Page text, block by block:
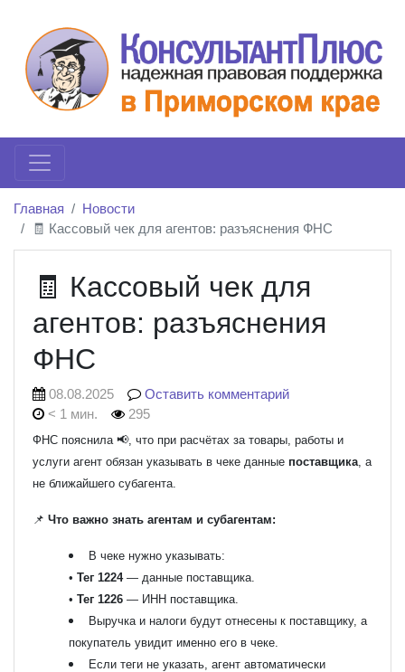
Главная
Новости
🧾 Кассовый чек для агентов: разъяснения ФНС
🧾 Кассовый чек для
агентов: разъяснения
ФНС
08.08.2025
Оставить комментарий
< 1 мин.
295
ФНС пояснила 📢, что при расчётах за товары, работы и
услуги агент обязан указывать в чеке данные поставщика , а
не ближайшего субагента.
📌 Что важно знать агентам и субагентам:
В чеке нужно указывать:
• Тег 1224— данные поставщика.
• Тег 1226 — ИНН поставщика.
Выручка и налоги будут отнесены к поставщику, а
покупатель увидит именно его в чеке.
Если теги не указать, агент автоматически